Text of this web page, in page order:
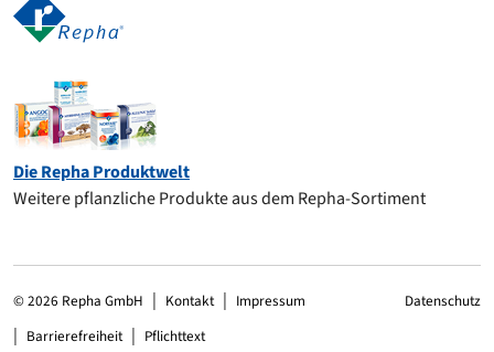
Die Repha Produktwelt
Weitere pflanzliche Produkte aus dem Repha-Sortiment
© 2026 Repha GmbH Kontakt
Impressum
Barrierefreiheit
Pflichttext
Datenschutz